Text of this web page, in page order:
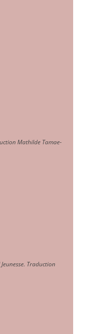
Mathilde Tamae-
Traduction